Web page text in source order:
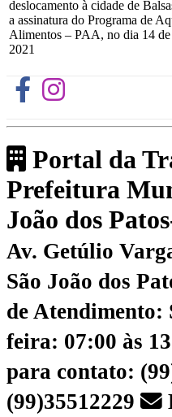
deslocamento à cidade de
a assinatura do Programa de
Alimentos – PAA, no dia 14
2021
Portal da
Prefeitura
João dos
Av. Getúlio
São João dos
de Atendimento:
feira: 07:00 às
para contato:
(99)35512229